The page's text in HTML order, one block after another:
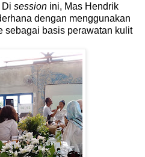
Di session ini, Mas Hendrik
dengan menggunakan
sebagai basis perawatan kulit